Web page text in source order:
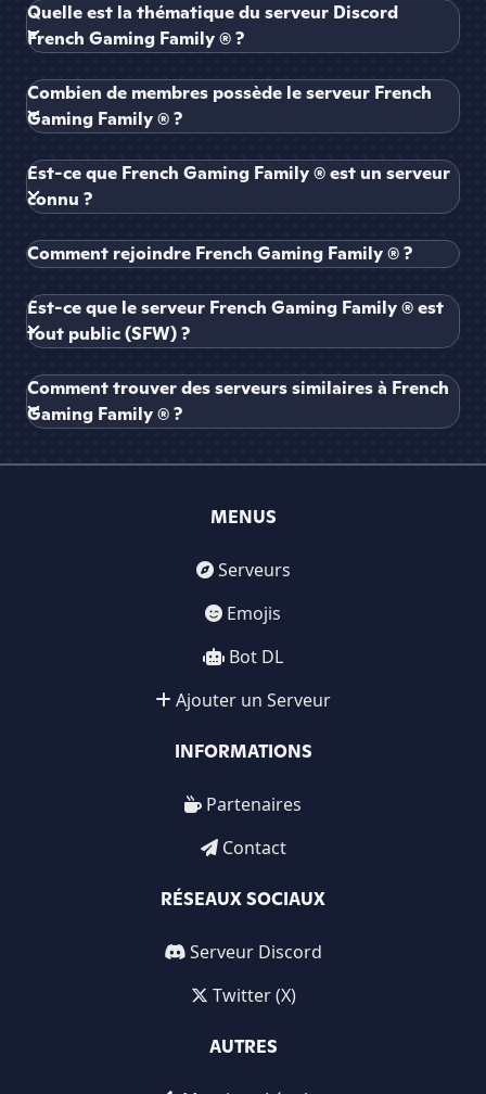
Quelle est la thématique du serveur Discord
French Gaming Family ® ?
Combien de membres possède le serveur French
Gaming Family ® ?
Est-ce que French Gaming Family ® est un serveur
connu ?
Comment rejoindre French Gaming Family ® ?
Est-ce que le serveur French Gaming Family ® est
tout public (SFW) ?
Comment trouver des serveurs similaires à French
Gaming Family ® ?
MENUS
Serveurs
Emojis
Bot DL
Ajouter un Serveur
INFORMATIONS
Partenaires
Contact
RÉSEAUX SOCIAUX
Serveur Discord
Twitter (X)
AUTRES